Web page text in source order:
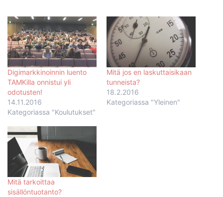
Digimarkkinoinnin luento
TAMKilla onnistui yli
odotusten!
14.11.2016
Kategoriassa "Koulutukset"
Mitä jos en laskuttaisikaan
tunneista?
18.2.2016
Kategoriassa "Yleinen"
Mitä tarkoittaa
sisällöntuotanto?